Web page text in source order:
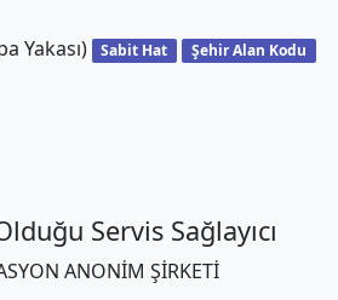
Yakası) Sabit Hat Şehir Alan Kodu
Servis Sağlayıcı
ANONİM ŞİRKETİ